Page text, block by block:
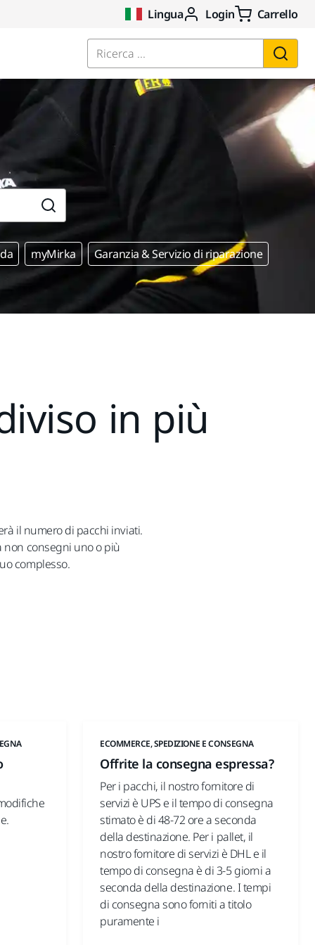
Lingua Login Carrello
Ricerca ...
myMirka Garanzia & Servizio di riparazione
in più
il numero di pacchi inviati.
non consegni uno o più
complesso.
ECOMMERCE, SPEDIZIONE E CONSEGNA
Offrite la consegna espressa?
Per i pacchi, il nostro fornitore di
servizi è UPS e il tempo di consegna
stimato è di 48-72 ore a seconda
della destinazione. Per i pallet, il
nostro fornitore di servizi è DHL e il
tempo di consegna è di 3-5 giorni a
seconda della destinazione. I tempi
di consegna sono forniti a titolo
puramente i